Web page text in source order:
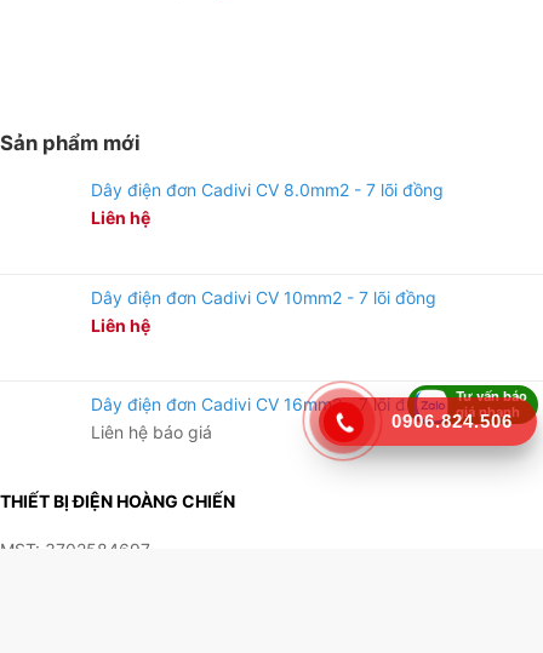
Sản phẩm mới
Dây điện đơn Cadivi CV 8.0mm2 - 7 lõi đồng
Liên hệ
Dây điện đơn Cadivi CV 10mm2 - 7 lõi đồng
Liên hệ
Dây điện đơn Cadivi CV 16mm2 - 7 lõi đồng
Liên hệ báo giá
THIẾT BỊ ĐIỆN HOÀNG CHIẾN
MST: 3702584697
Tư vấn báo
giá nhanh
0906.824.506